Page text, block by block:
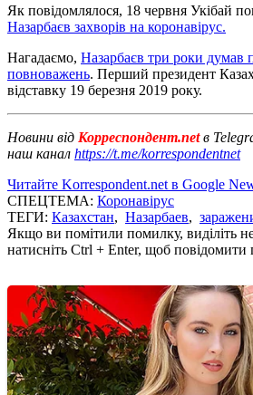
Як повідомлялося, 18 червня Укібай
Назарбаєв захворів на коронавірус.
Нагадаємо, Назарбаєв три роки думав
повноважень. Перший президент
відставку 19 березня 2019 року.
Новини від Корреспондент.netв
наш канал https://t.me/korrespondentnet
Читайте Korrespondent.net в Google
СПЕЦТЕМА: Коронавірус
ТЕГИ: Казахстан, Назарбаев,
Якщо ви помітили помилку, виділіть
натисніть Ctrl + Enter, щоб повідомити